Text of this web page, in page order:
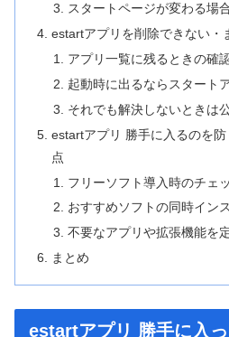
スタートページが変わる場
estartアプリを削除できない・
アプリ一覧に残るときの確
起動時に出るならスタート
それでも解決しないときは
estartアプリ 勝手に入るのを
点
フリーソフト導入時のチェ
おすすめソフトの同時イン
不要なアプリや拡張機能を
まとめ
estartアプリ 勝手に入